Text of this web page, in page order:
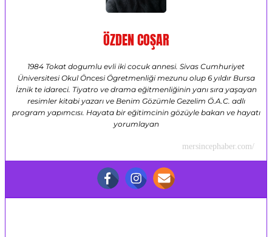
ÖZDEN COŞAR
1984 Tokat dogumlu evli iki cocuk annesi. Sivas Cumhuriyet
Üniversitesi Okul Öncesi Ögretmenliği mezunu olup 6 yıldır Bursa
İznik te idareci. Tiyatro ve drama eğitmenliğinin yanı sıra yaşayan
resimler kitabi yazarı ve Benim Gözümle Gezelim Ö.A.C. adlı
program yapımcısı. Hayata bir eğitimcinin gözüyle bakan ve hayatı
yorumlayan
mersincephaber.com/